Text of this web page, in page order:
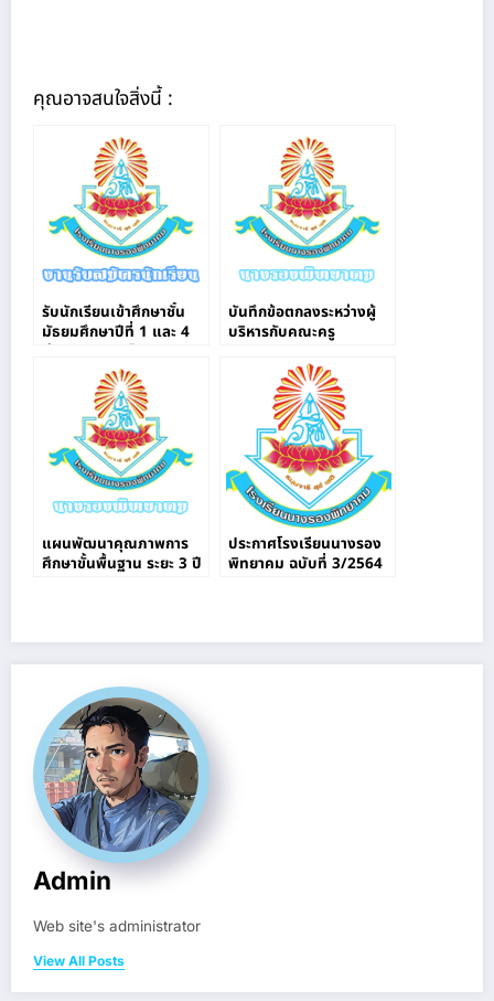
คุณอาจสนใจสิ่งนี้ :
รับนักเรียนเข้าศึกษาชั้น
มัธยมศึกษาปีที่ 1 และ 4
บันทึกข้อตกลงระหว่างผู้
บริหารกับคณะครู
แผนพัฒนาคุณภาพการ
ศึกษาขั้นพื้นฐาน ระยะ 3 ปี
ประกาศโรงเรียนนางรอง
พิทยาคม ฉบับที่ 3/2564
Admin
Web site's administrator
View All Posts